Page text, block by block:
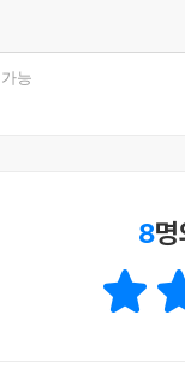
능
8